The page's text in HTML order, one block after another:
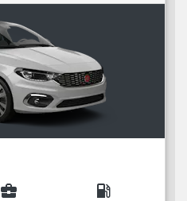
business_center local_gas_station